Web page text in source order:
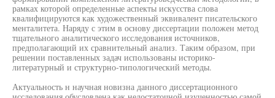
рамках которой определенные аспекты искусства слова
квалифицируются как художественный эквивалент писательского
менталитета. Наряду с этим в основу диссертации положен метод
тщательного аналитического исследования источников,
предполагающий их сравнительный анализ. Таким образом, при
решении поставленных задач использованы историко-
литературный и структурно-типологический методы.
Актуальность н научная новизна данного диссертационного